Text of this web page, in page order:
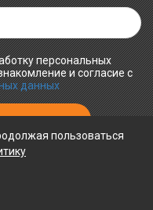
персональных
и согласие с
данных
пользоваться